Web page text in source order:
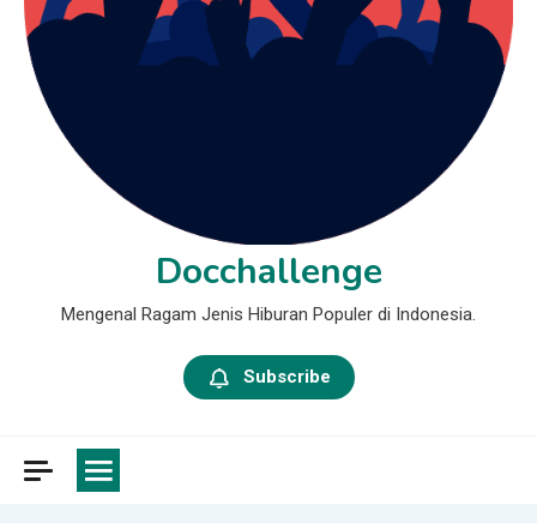
Docchallenge
Mengenal Ragam Jenis Hiburan Populer di Indonesia.
Subscribe